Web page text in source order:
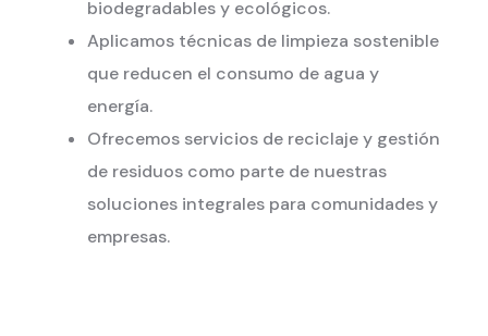
biodegradables y ecológicos.
Aplicamos técnicas de limpieza sostenible
que reducen el consumo de agua y
energía.
Ofrecemos servicios de reciclaje y gestión
de residuos como parte de nuestras
soluciones integrales para comunidades y
empresas.